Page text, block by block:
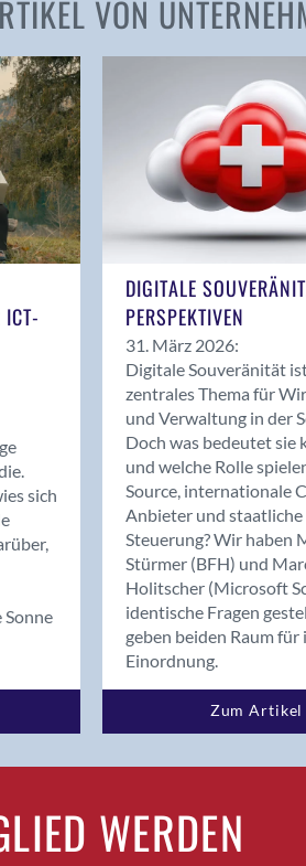
VON
ICT-
sich
Sonne
DIGITALE
PERSPEKTIVEN
31. März 2026:
Digitale Souveränität
zentrales Thema für
und Verwaltung in der
Doch was bedeutet sie
und welche Rolle
Source, internationale
Anbieter und staatliche
Steuerung? Wir haben
Stürmer (BFH) und
Holitscher (Microsoft
identische Fragen
geben beiden Raum für
Einordnung.
Zum Artikel
WERDEN